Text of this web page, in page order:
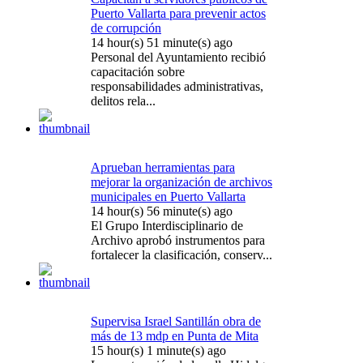
Puerto Vallarta para prevenir actos
de corrupción
14 hour(s) 51 minute(s) ago
Personal del Ayuntamiento recibió
capacitación sobre
responsabilidades administrativas,
delitos rela...
Aprueban herramientas para
mejorar la organización de archivos
municipales en Puerto Vallarta
14 hour(s) 56 minute(s) ago
El Grupo Interdisciplinario de
Archivo aprobó instrumentos para
fortalecer la clasificación, conserv...
Supervisa Israel Santillán obra de
más de 13 mdp en Punta de Mita
15 hour(s) 1 minute(s) ago